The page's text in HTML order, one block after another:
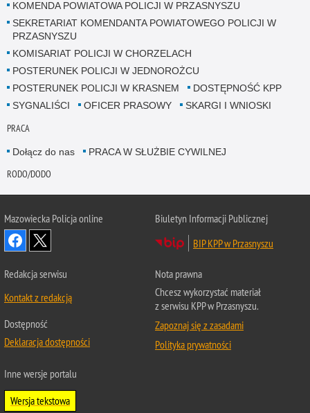
KOMENDA POWIATOWA POLICJI W PRZASNYSZU
SEKRETARIAT KOMENDANTA POWIATOWEGO POLICJI W
PRZASNYSZU
KOMISARIAT POLICJI W CHORZELACH
POSTERUNEK POLICJI W JEDNOROŻCU
POSTERUNEK POLICJI W KRASNEM
DOSTĘPNOŚĆ KPP
SYGNALIŚCI
OFICER PRASOWY SKARGI I WNIOSKI
PRACA
Dołącz do nas PRACA W SŁUŻBIE CYWILNEJ
RODO/DODO
Mazowiecka Policja online
Biuletyn Informacji Publicznej
BIP KPP w Przasnyszu
Redakcja serwisu
Kontakt z redakcją
Dostępność
Deklaracja dostępności
Nota prawna
Chcesz wykorzystać materiał
z serwisu KPP w Przasnyszu.
Zapoznaj się z zasadami
Polityka prywatności
Inne wersje portalu
Wersja tekstowa